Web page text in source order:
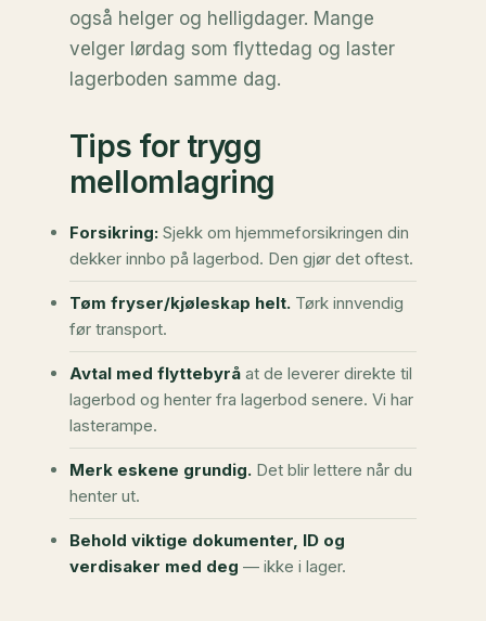
også helger og helligdager. Mange
velger lørdag som flyttedag og laster
lagerboden samme dag.
Tips for trygg
mellomlagring
Forsikring: Sjekk om hjemmeforsikringen din
dekker innbo på lagerbod. Den gjør det oftest.
Tøm fryser/kjøleskap helt. Tørk innvendig
før transport.
Avtal med flyttebyrå at de leverer direkte til
lagerbod og henter fra lagerbod senere. Vi har
lasterampe.
Merk eskene grundig. Det blir lettere når du
henter ut.
Behold viktige dokumenter, ID og
verdisaker med deg — ikke i lager.